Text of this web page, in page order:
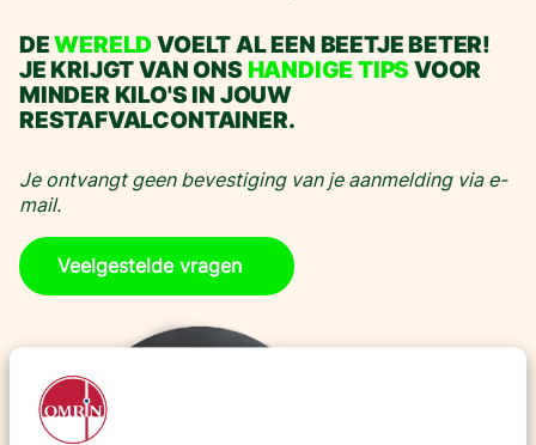
DEWERELD VOELT AL EEN BEETJE BETER!
JE KRIJGT VAN ONS HANDIGE TIPS VOOR
MINDER KILO'S IN JOUW
RESTAFVALCONTAINER.
Je ontvangt geen bevestiging van je aanmelding via e-
mail.
Veelgestelde vragen